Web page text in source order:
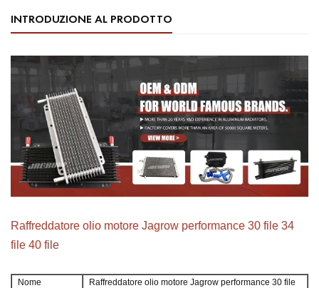
INTRODUZIONE AL PRODOTTO
Raffreddatore olio motore Jagrow performance 30 file 34
file 40 file
Nome
Raffreddatore olio motore Jagrow performance 30 file